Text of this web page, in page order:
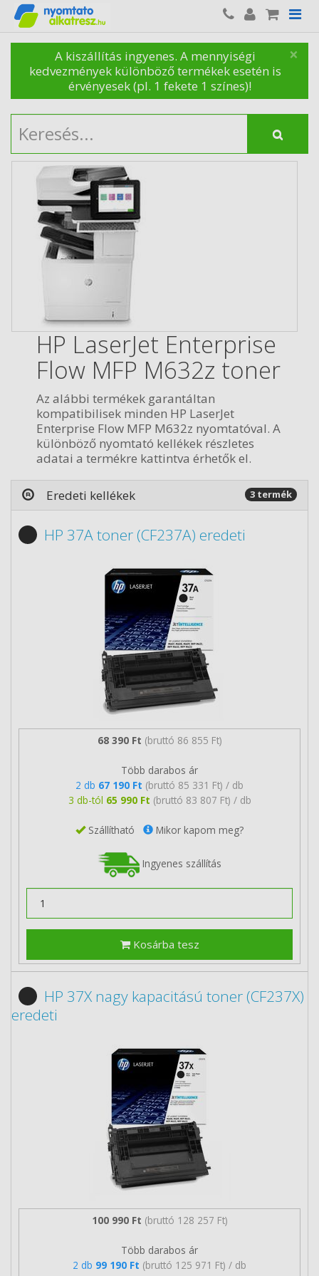
×
A kiszállítás ingyenes. A mennyiségi
kedvezmények különböző termékek esetén is
érvényesek (pl. 1 fekete 1 színes)!
HP LaserJet Enterprise
Flow MFP M632z toner
Az alábbi termékek garantáltan
kompatibilisek minden HP LaserJet
Enterprise Flow MFP M632z nyomtatóval. A
különböző nyomtató kellékek részletes
adatai a termékre kattintva érhetők el.
Eredeti kellékek 3 termék
HP 37A toner (CF237A) eredeti
68 390 Ft (bruttó 86 855 Ft)
Több darabos ár
2 db 67 190 Ft (bruttó 85 331 Ft) / db
3 db-tól 65 990 Ft (bruttó 83 807 Ft) / db
Szállítható Mikor kapom meg?
Ingyenes szállítás
Kosárba tesz
HP 37X nagy kapacitású toner (CF237X)
eredeti
100 990 Ft (bruttó 128 257 Ft)
Több darabos ár
2 db 99 190 Ft (bruttó 125 971 Ft) / db